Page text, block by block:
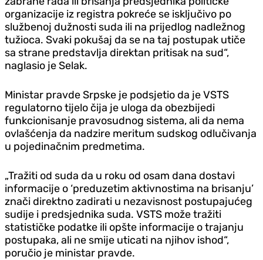
organizacije iz registra pokreće se isključivo po
službenoj dužnosti suda ili na prijedlog nadležnog
tužioca. Svaki pokušaj da se na taj postupak utiče
sa strane predstavlja direktan pritisak na sud“,
naglasio je Selak.
Ministar pravde Srpske je podsjetio da je VSTS
regulatorno tijelo čija je uloga da obezbijedi
funkcionisanje pravosudnog sistema, ali da nema
ovlašćenja da nadzire meritum sudskog odlučivanja
u pojedinačnim predmetima.
„Tražiti od suda da u roku od osam dana dostavi
informacije o ‘preduzetim aktivnostima na brisanju’
znači direktno zadirati u nezavisnost postupajućeg
sudije i predsjednika suda. VSTS može tražiti
statističke podatke ili opšte informacije o trajanju
postupaka, ali ne smije uticati na njihov ishod“,
poručio je ministar pravde.